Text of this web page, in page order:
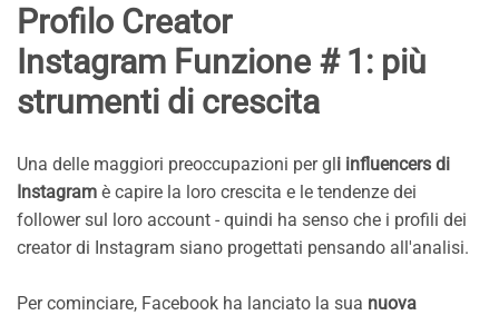
Profilo Creator
Instagram Funzione # 1: più
strumenti di crescita
Una delle maggiori preoccupazioni per gli influencers di
Instagram è capire la loro crescita e le tendenze dei
follower sul loro account - quindi ha senso che i profili dei
creator di Instagram siano progettati pensando all'analisi.
Per cominciare, Facebook ha lanciato la sua nuova